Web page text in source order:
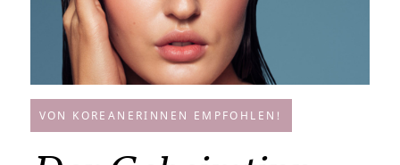
VON KOREANERINNEN EMPFOHLEN!